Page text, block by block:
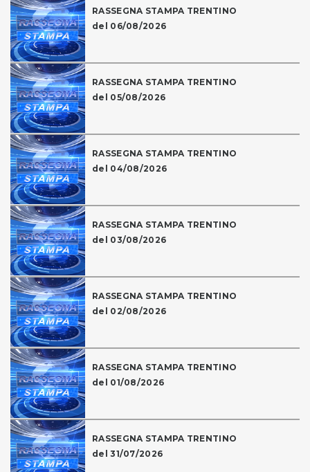
RASSEGNA STAMPA TRENTINO
del 06/08/2026
RASSEGNA STAMPA TRENTINO
del 05/08/2026
RASSEGNA STAMPA TRENTINO
del 04/08/2026
RASSEGNA STAMPA TRENTINO
del 03/08/2026
RASSEGNA STAMPA TRENTINO
del 02/08/2026
RASSEGNA STAMPA TRENTINO
del 01/08/2026
RASSEGNA STAMPA TRENTINO
del 31/07/2026